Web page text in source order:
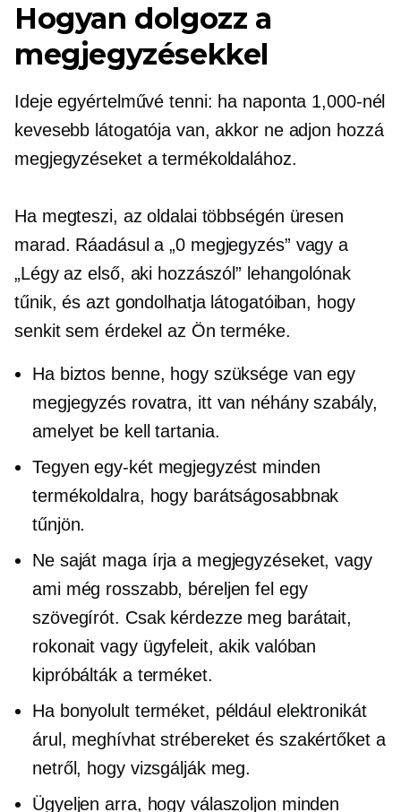
Hogyan dolgozz a
megjegyzésekkel
Ideje egyértelművé tenni: ha naponta 1,000-nél
kevesebb látogatója van, akkor ne adjon hozzá
megjegyzéseket a termékoldalához.
Ha megteszi, az oldalai többségén üresen
marad. Ráadásul a „0 megjegyzés” vagy a
„Légy az első, aki hozzászól” lehangolónak
tűnik, és azt gondolhatja látogatóiban, hogy
senkit sem érdekel az Ön terméke.
Ha biztos benne, hogy szüksége van egy
megjegyzés rovatra, itt van néhány szabály,
amelyet be kell tartania.
Tegyen egy-két megjegyzést minden
termékoldalra, hogy barátságosabbnak
tűnjön.
Ne saját maga írja a megjegyzéseket, vagy
ami még rosszabb, béreljen fel egy
szövegírót. Csak kérdezze meg barátait,
rokonait vagy ügyfeleit, akik valóban
kipróbálták a terméket.
Ha bonyolult terméket, például elektronikát
árul, meghívhat strébereket és szakértőket a
netről, hogy vizsgálják meg.
Ügyeljen arra, hogy válaszoljon minden